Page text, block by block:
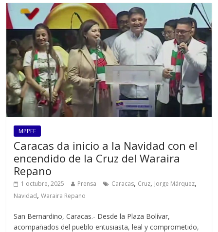
MPPEE
Caracas da inicio a la Navidad con el
encendido de la Cruz del Waraira
Repano
1 octubre, 2025 Prensa Caracas, Cruz, Jorge Márquez,
Navidad,Waraira Repano
San Bernardino, Caracas.- Desde la Plaza Bolívar,
acompañados del pueblo entusiasta, leal y comprometido,